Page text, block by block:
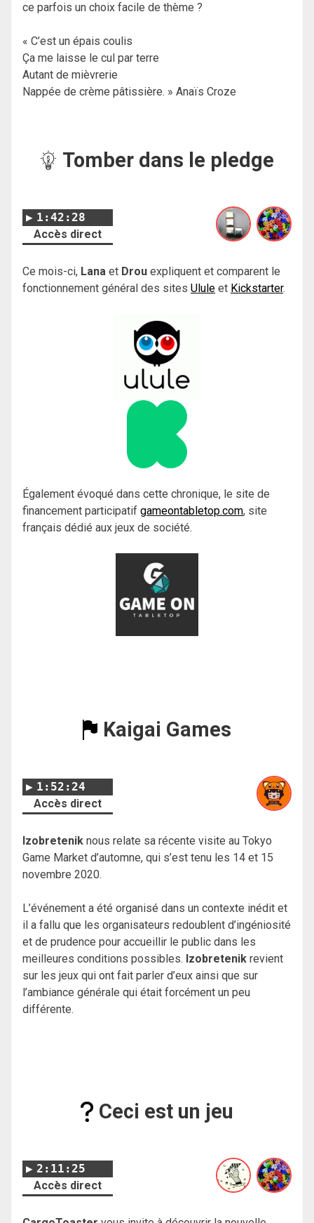
ce parfois un choix facile de thème ?
« C’est un épais coulis
Ça me laisse le cul par terre
Autant de mièvrerie
Nappée de crème pâtissière. » Anaïs Croze
Tomber dans le pledge
1:42:28
Accès direct
Ce mois-ci, Lana et Drou expliquent et comparent le
fonctionnement général des sites Ulule et Kickstarter.
Également évoqué dans cette chronique, le site de
financement participatif gameontabletop.com, site
français dédié aux jeux de société.
Kaigai Games
1:52:24
Accès direct
Izobretenik nous relate sa récente visite au Tokyo
Game Market d’automne, qui s’est tenu les 14 et 15
novembre 2020.
L’événement a été organisé dans un contexte inédit et
il a fallu que les organisateurs redoublent d’ingéniosité
et de prudence pour accueillir le public dans les
meilleures conditions possibles. Izobretenik revient
sur les jeux qui ont fait parler d’eux ainsi que sur
l’ambiance générale qui était forcément un peu
différente.
Ceci est un jeu
2:11:25
Accès direct